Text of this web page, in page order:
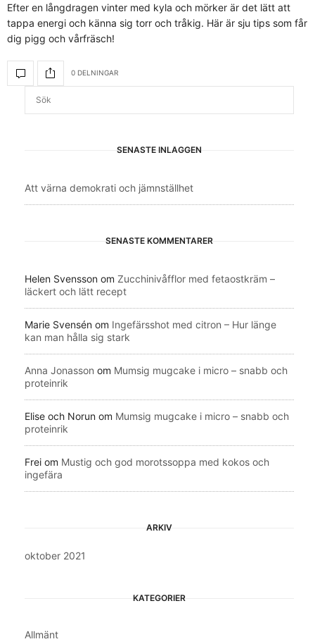
Efter en långdragen vinter med kyla och mörker är det lätt att
tappa energi och känna sig torr och tråkig. Här är sju tips som får
dig pigg och vårfräsch!
0 DELNINGAR
SENASTE INLÄGGEN
Att värna demokrati och jämnställhet
SENASTE KOMMENTARER
Helen Svensson om Zucchinivåfflor med fetaostkräm –
läckert och lätt recept
Marie Svensén om Ingefärsshot med citron – Hur länge
kan man hålla sig stark
Anna Jonasson om Mumsig mugcake i micro – snabb och
proteinrik
Elise och Norun om Mumsig mugcake i micro – snabb och
proteinrik
Frei om Mustig och god morotssoppa med kokos och
ingefära
ARKIV
oktober 2021
KATEGORIER
Allmänt